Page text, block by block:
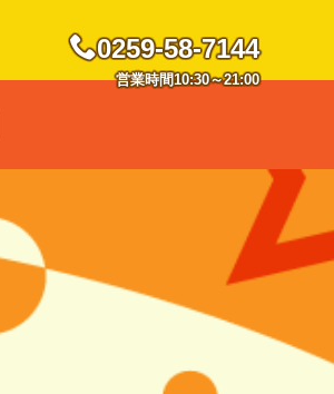
0259-58-7144
営業時間10:30～21:00